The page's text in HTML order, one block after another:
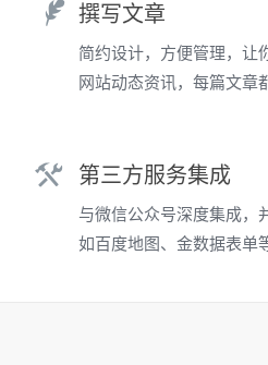
撰写文章
简约设计，方便管理，让
网站动态资讯，每篇文章
第三方服务集成
与微信公众号深度集成，
如百度地图、金数据表单